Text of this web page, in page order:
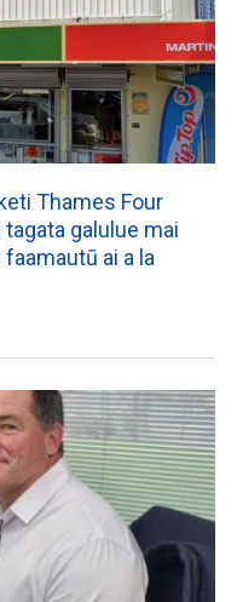
Thames Four
tagata galulue mai
ai a la